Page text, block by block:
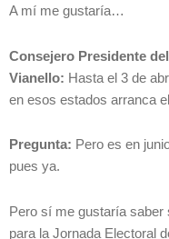
A mí me gustaría…
Consejero Presidente
Vianello: Hasta el 3 de
en esos estados arranca
Pregunta: Pero es en
pues ya.
Pero sí me gustaría
para la Jornada Electoral